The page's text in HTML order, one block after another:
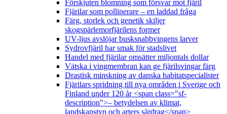
Förskjuten blomning som försvar mot fjäril
Fjärilar som pollinerare – en laddad fråga
Färg, storlek och genetik skiljer
skogspärlemorfjärilens former
UV-ljus avslöjar busksnabbvingens larver
Sydrovfjäril har smak för stadslivet
Handel med fjärilar omsätter miljontals dollar
Vätska i vingmembran kan ge fjärilsvingar färg
Drastisk minskning av danska habitatspecialister
Fjärilars spridning till nya områden i Sverige och
Finland under 120 år <span class="sf-
description">– betydelsen av klimat,
landskapstyp och arters särdrag</span>